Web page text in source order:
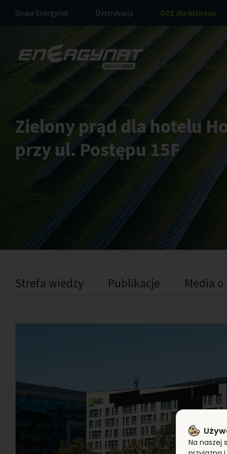
Grupa Energynat Dystrybucja OZE dla biznesu
Zielony prąd dla hotelu
przy ul. Postępu 15F
Strefa wiedzy Publikacje Media o
Na naszej